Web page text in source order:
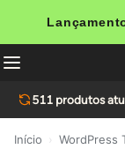
511 produtos
Início WordPress